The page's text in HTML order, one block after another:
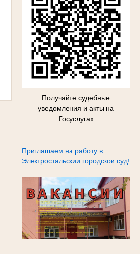
Получайте судебные
уведомления и акты на
Госуслугах
Приглашаем на работу в
Электростальский городской суд!